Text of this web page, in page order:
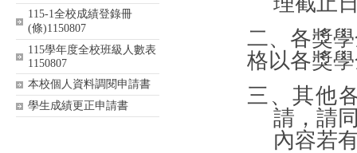
115-1全校成績登錄冊
(條)1150807
115學年度全校班級人數表
1150807
本校個人資料調閱申請書
學生成績更正申請書
二、各獎
格以各獎
三、其他
請，請
內容若